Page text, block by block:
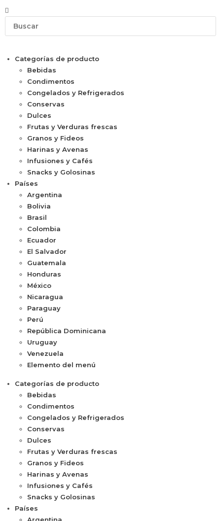
Categorías de producto
Bebidas
Condimentos
Congelados y Refrigerados
Conservas
Dulces
Frutas y Verduras frescas
Granos y Fideos
Harinas y Avenas
Infusiones y Cafés
Snacks y Golosinas
Países
Argentina
Bolivia
Brasil
Colombia
Ecuador
El Salvador
Guatemala
Honduras
México
Nicaragua
Paraguay
Perú
República Dominicana
Uruguay
Venezuela
Elemento del menú
Categorías de producto
Bebidas
Condimentos
Congelados y Refrigerados
Conservas
Dulces
Frutas y Verduras frescas
Granos y Fideos
Harinas y Avenas
Infusiones y Cafés
Snacks y Golosinas
Países